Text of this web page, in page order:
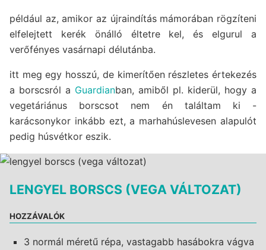
például az, amikor az újraindítás mámorában rögzíteni
elfelejtett kerék önálló éltetre kel, és elgurul a
verőfényes vasárnapi délutánba.
itt meg egy hosszú, de kimerítően részletes értekezés
a borscsról a Guardianban, amiből pl. kiderül, hogy a
vegetáriánus borscsot nem én találtam ki -
karácsonykor inkább ezt, a marhahúslevesen alapulót
pedig húsvétkor eszik.
LENGYEL BORSCS (VEGA VÁLTOZAT)
HOZZÁVALÓK
3 normál méretű répa, vastagabb hasábokra vágva